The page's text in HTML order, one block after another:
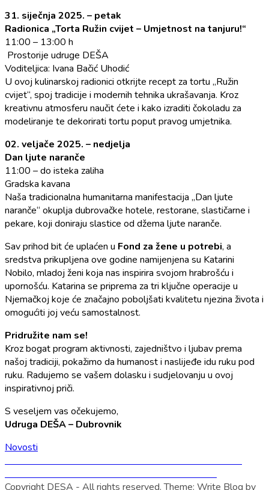
31. siječnja 2025. – petak
Radionica „Torta Ružin cvijet – Umjetnost na tanjuru!“
11:00 – 13:00 h
Prostorije udruge DEŠA
Voditeljica: Ivana Bačić Uhodić
U ovoj kulinarskoj radionici otkrijte recept za tortu „Ružin
cvijet“, spoj tradicije i modernih tehnika ukrašavanja. Kroz
kreativnu atmosferu naučit ćete i kako izraditi čokoladu za
modeliranje te dekorirati tortu poput pravog umjetnika.
02. veljače 2025. – nedjelja
Dan ljute naranče
11:00 – do isteka zaliha
Gradska kavana
Naša tradicionalna humanitarna manifestacija „Dan ljute
naranče“ okuplja dubrovačke hotele, restorane, slastičarne i
pekare, koji doniraju slastice od džema ljute naranče.
Sav prihod bit će uplaćen u Fond za žene u potrebi, a
sredstva prikupljena ove godine namijenjena su Katarini
Nobilo, mladoj ženi koja nas inspirira svojom hrabrošću i
upornošću. Katarina se priprema za tri ključne operacije u
Njemačkoj koje će značajno poboljšati kvalitetu njezina života i
omogućiti joj veću samostalnost.
Pridružite nam se!
Kroz bogat program aktivnosti, zajedništvo i ljubav prema
našoj tradiciji, pokažimo da humanost i naslijeđe idu ruku pod
ruku. Radujemo se vašem dolasku i sudjelovanju u ovoj
inspirativnoj priči.
S veseljem vas očekujemo,
Udruga DEŠA – Dubrovnik
Novosti
Navigacija
objava
post:
Copyright DESA - All rights reserved.Theme: Write Blog by